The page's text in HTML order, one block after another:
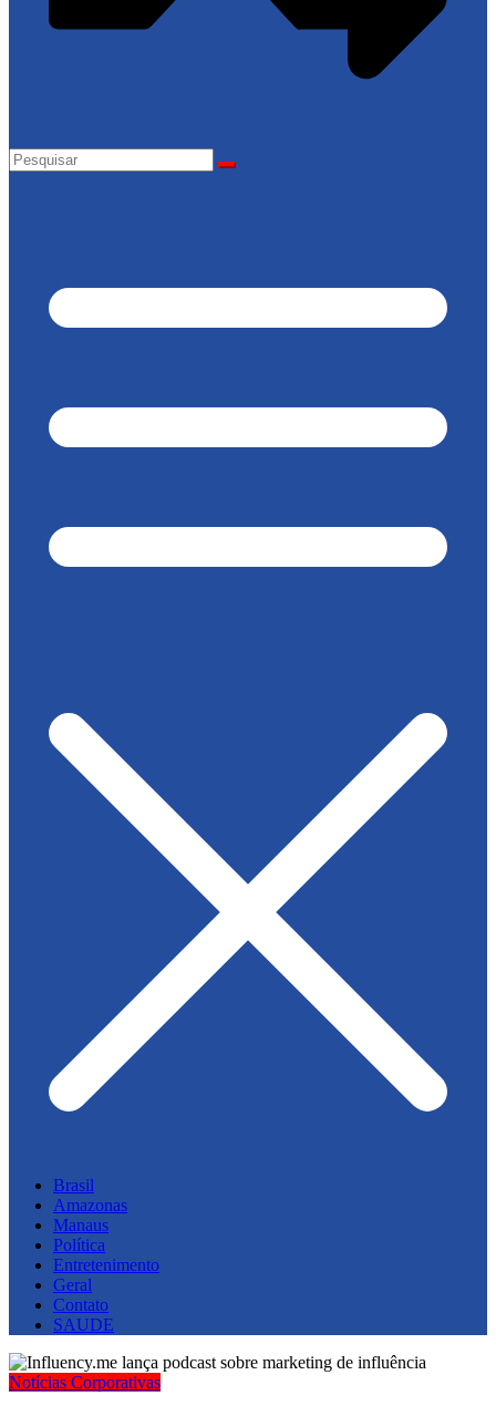
Brasil
Amazonas
Manaus
Política
Entretenimento
Geral
Contato
SAUDE
Notícias Corporativas